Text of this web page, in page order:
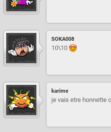
SOKA008
10\10
karime
je vais etre honnette